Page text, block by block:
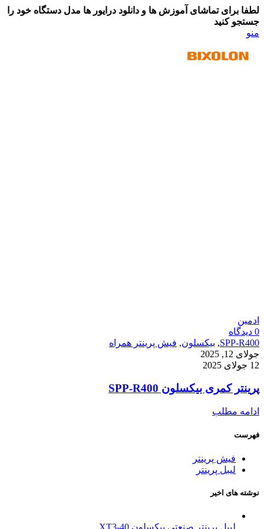
لطفا برای تماشای آموزش ها و دانلود درایور ها مدل دستگاه خود را
جستجو کنید
منو
ادمین
0 دیدگاه
SPP-R400
, بیکسلون, فیش پرینتر همراه
جولای 12, 2025
12 جولای 2025
پرینتر کمری بیکسلون SPP-R400
ادامه مطلب
فهرست
فیش پرینتر
لیبل پرینتر
نوشته های اخیر